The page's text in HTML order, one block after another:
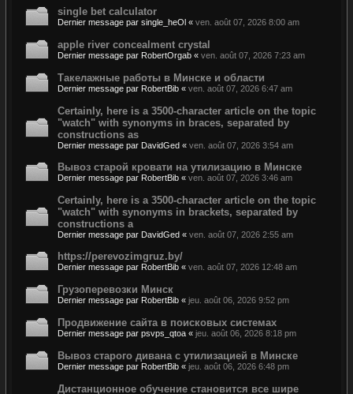
single bet calculator
Dernier message par single_heOl « ven. août 07, 2026 8:00 am
apple river concealment crystal
Dernier message par RobertOrgab « ven. août 07, 2026 7:23 am
Такелажные работы в Минске и области
Dernier message par RobertBib « ven. août 07, 2026 6:47 am
Certainly, here is a 3500-character article on the topic
"watch" with synonyms in braces, separated by
constructions as
Dernier message par DavidGed « ven. août 07, 2026 3:54 am
Вывоз старой кровати на утилизацию в Минске
Dernier message par RobertBib « ven. août 07, 2026 3:46 am
Certainly, here is a 3500-character article on the topic
"watch" with synonyms in brackets, separated by
constructions a
Dernier message par DavidGed « ven. août 07, 2026 2:55 am
https://perevozimgruz.by/
Dernier message par RobertBib « ven. août 07, 2026 12:48 am
Грузоперевозки Минск
Dernier message par RobertBib « jeu. août 06, 2026 9:52 pm
Продвижение сайта в поисковых системах
Dernier message par psvps_qtoa « jeu. août 06, 2026 8:18 pm
Вывоз старого дивана с утилизацией в Минске
Dernier message par RobertBib « jeu. août 06, 2026 6:48 pm
Дистанционное обучение становится все шире